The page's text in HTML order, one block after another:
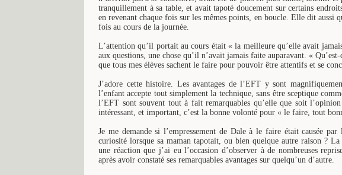
tranquillement à sa table, et avait tapoté doucement sur certains
en revenant chaque fois sur les mêmes points, en boucle. Elle dit aussi
fois au cours de la journée.
L’attention qu’il portait au cours était « la meilleure qu’elle avait
aux questions, une chose qu’il n’avait jamais faite auparavant. «
que tous mes élèves sachent le faire pour pouvoir être attentifs et se
J’adore cette histoire. Les avantages de l’EFT y sont
l’enfant accepte tout simplement la technique, sans être sceptique
l’EFT sont souvent tout à fait remarquables qu’elle que soit
intéressant, et important, c’est la bonne volonté pour « le faire, tout
Je me demande si l’empressement de Dale à le faire était causée
curiosité lorsque sa maman tapotait, ou bien quelque autre raison ?
une réaction que j’ai eu l’occasion d’observer à de nombreuses
après avoir constaté ses remarquables avantages sur quelqu’un d’autre.